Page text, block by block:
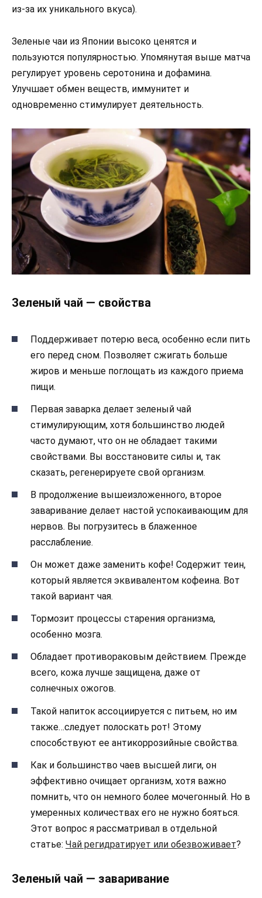
из-за их уникального вкуса).
Зеленые чаи из Японии высоко ценятся и
пользуются популярностью. Упомянутая выше матча
регулирует уровень серотонина и дофамина.
Улучшает обмен веществ, иммунитет и
одновременно стимулирует деятельность.
Зеленый чай — свойства
Поддерживает потерю веса, особенно если пить
его перед сном. Позволяет сжигать больше
жиров и меньше поглощать из каждого приема
пищи.
Первая заварка делает зеленый чай
стимулирующим, хотя большинство людей
часто думают, что он не обладает такими
свойствами. Вы восстановите силы и, так
сказать, регенерируете свой организм.
В продолжение вышеизложенного, второе
заваривание делает настой успокаивающим для
нервов. Вы погрузитесь в блаженное
расслабление.
Он может даже заменить кофе! Содержит теин,
который является эквивалентом кофеина. Вот
такой вариант чая.
Тормозит процессы старения организма,
особенно мозга.
Обладает противораковым действием. Прежде
всего, кожа лучше защищена, даже от
солнечных ожогов.
Такой напиток ассоциируется с питьем, но им
также…следует полоскать рот! Этому
способствуют ее антикоррозийные свойства.
Как и большинство чаев высшей лиги, он
эффективно очищает организм, хотя важно
помнить, что он немного более мочегонный. Но в
умеренных количествах его не нужно бояться.
Этот вопрос я рассматривал в отдельной
статье: Чай регидратирует или обезвоживает?
Зеленый чай — заваривание